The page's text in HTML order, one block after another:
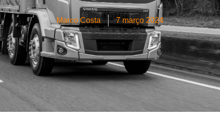
Marco Costa 7 março 2024